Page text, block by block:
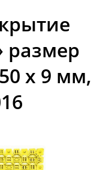
размер
х 9 мм,